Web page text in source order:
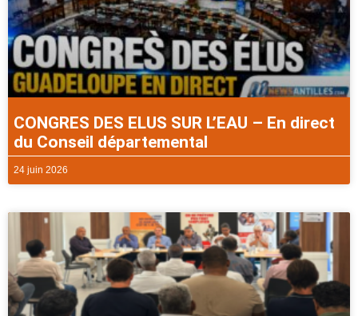
CONGRES DES ELUS SUR L’EAU – En direct
du Conseil départemental
24 juin 2026